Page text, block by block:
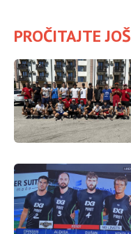
PROČITAJTE JOŠ